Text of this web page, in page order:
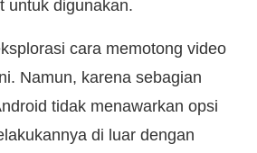
untuk digunakan.
cara memotong video
Namun, karena sebagian
tidak menawarkan opsi
di luar dengan